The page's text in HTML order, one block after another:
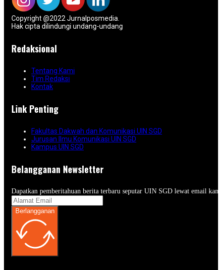
Copyright @2022 Jurnalposmedia.
Hak cipta dilindungi undang-undang
Redaksional
Tentang Kami
Tim Redaksi
Kontak
Link Penting
Fakultas Dakwah dan Komunikasi UIN SGD
Jurusan Ilmu Komunikasi UIN SGD
Kampus UIN SGD
Belangganan Newsletter
Dapatkan pemberitahuan berita terbaru seputar UIN SGD lewat email
Berlangganan